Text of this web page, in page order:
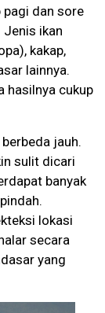
pagi dan sore
Jenis ikan
kakap,
lainnya.
hasilnya cukup
jauh.
sulit dicari
banyak
lokasi
secara
yang